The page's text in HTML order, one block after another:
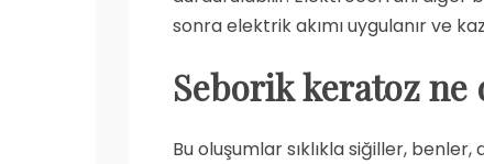
sonra elektrik akımı uygulanır ve
Seborik keratoz ne
Bu oluşumlar sıklıkla siğiller,